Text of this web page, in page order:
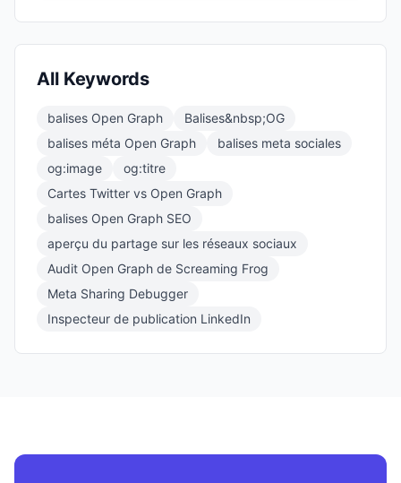
All Keywords
balises Open Graph
Balises&nbsp;OG
balises méta Open Graph
balises meta sociales
og:image
og:titre
Cartes Twitter vs Open Graph
balises Open Graph SEO
aperçu du partage sur les réseaux sociaux
Audit Open Graph de Screaming Frog
Meta Sharing Debugger
Inspecteur de publication LinkedIn